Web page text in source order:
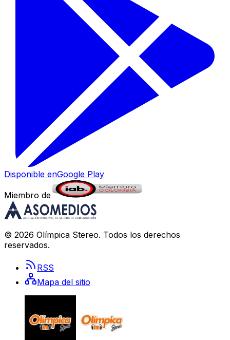
Disponible enGoogle Play
Miembro de
© 2026 Olímpica Stereo. Todos los derechos
reservados.
RSS
Mapa del sitio